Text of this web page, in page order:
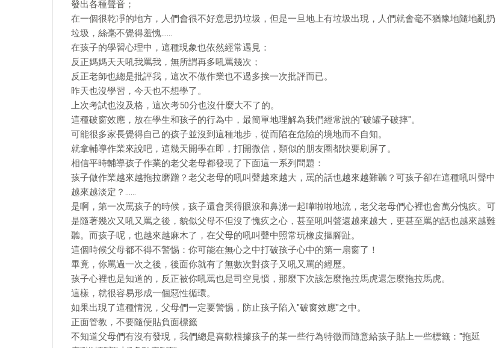
發出各種聲音；
在一個很乾凈的地方，人們會很不好意思扔垃圾，但是一旦地上有垃圾出現，人們就會毫不猶豫地隨地亂扔
垃圾，絲毫不覺得羞愧……
在孩子的學習心理中，這種現象也依然經常遇見：
反正媽媽天天吼我罵我，無所謂再多吼罵幾次；
反正老師也總是批評我，這次不做作業也不過多挨一次批評而已。
昨天也沒學習，今天也不想學了。
上次考試也沒及格，這次考50分也沒什麼大不了的。
這種破窗效應，放在學生和孩子的行為中，最簡單地理解為我們經常說的"破罐子破摔"。
可能很多家長覺得自己的孩子並沒到這種地步，從而陷在危險的境地而不自知。
就拿輔導作業來說吧，這幾天開學在即，打開微信，類似的朋友圈都快要刷屏了。
相信平時輔導孩子作業的老父老母都發現了下面這一系列問題：
孩子做作業越來越拖拉磨蹭？老父老母的吼叫聲越來越大，罵的話也越來越難聽？可孩子卻在這種吼叫聲中
越來越淡定？……
是啊，第一次罵孩子的時候，孩子還會哭得眼淚和鼻涕一起嘩啦啦地流，老父老母們心裡也會萬分愧疚。可
是隨著幾次又吼又罵之後，貌似父母不但沒了愧疚之心，甚至吼叫聲還越來越大，更甚至罵的話也越來越難
聽。而孩子呢，也越來越麻木了，在父母的吼叫聲中照常玩橡皮摳腳趾。
這個時候父母都不得不警惕：你可能在無心之中打破孩子心中的第一扇窗了！
畢竟，你罵過一次之後，後面你就有了無數次對孩子又吼又罵的經歷。
孩子心裡也是知道的，反正被你吼罵也是司空見慣，那麼下次該怎麼拖拉馬虎還怎麼拖拉馬虎。
這樣，就很容易形成一個惡性循環。
如果出現了這種情況，父母們一定要警惕，防止孩子陷入"破窗效應"之中。
正面管教，不要隨便貼負面標籤
不知道父母們有沒有發現，我們總是喜歡根據孩子的某一些行為特徵而隨意給孩子貼上一些標籤："拖延